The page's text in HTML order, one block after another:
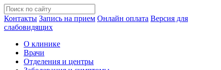
Контакты Запись на прием Онлайн оплата Версия для
слабовидящих
О клинике
Врачи
Отделения и центры